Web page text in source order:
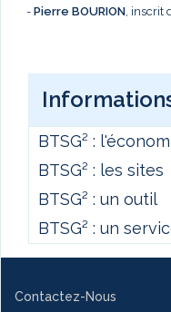
- Pierre BOURION, inscrit
BTSG² :
BTSG² : les sites
BTSG² : un outil
BTSG² : un
Contactez-Nous